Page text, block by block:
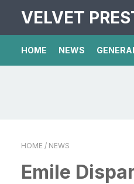
VELVET
HOME NEWS
HOME / NEWS
Emile